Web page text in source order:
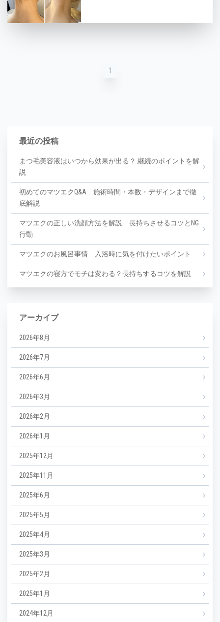
1
最近の投稿
まつ毛美容液はいつから効果が出る？ 継続のポイントを解
説
初めてのマツエクQ&A 施術時間・本数・デザインまで徹
底解説
マツエクの正しい洗顔方法を解説 長持ちさせるコツとNG
行動
マツエクのお風呂事情 入浴時に気を付けたいポイント
マツエクの寝方でモチは変わる？長持ちするコツを解説
アーカイブ
2026年8月
2026年7月
2026年6月
2026年3月
2026年2月
2026年1月
2025年12月
2025年11月
2025年6月
2025年5月
2025年4月
2025年3月
2025年2月
2025年1月
2024年12月